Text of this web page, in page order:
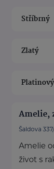
Stříbrný
Zlatý
Platinový
Amelie,
Šaldova
Amelie
život s